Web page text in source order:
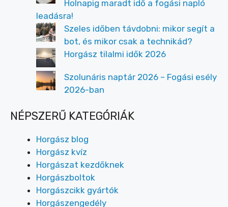
Holnapig maradt idő a fogási napló
leadásra!
Szeles időben távdobni: mikor segít a
bot, és mikor csak a technikád?
Horgász tilalmi idők 2026
Szolunáris naptár 2026 – Fogási esély
2026-ban
NÉPSZERŰ KATEGÓRIÁK
Horgász blog
Horgász kvíz
Horgászat kezdőknek
Horgászboltok
Horgászcikk gyártók
Horgászengedély